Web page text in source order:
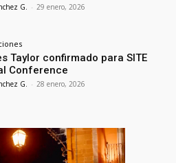
G. - 29 enero, 2026
Taylor confirmado para SITE
Conference
G. - 28 enero, 2026